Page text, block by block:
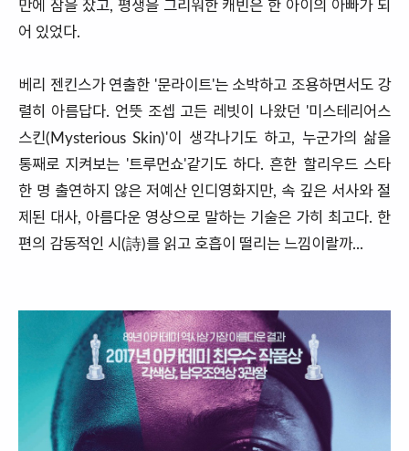
만에 잠을 잤고, 평생을 그리워한 캐빈은 한 아이의 아빠가 되
어 있었다.
베리 젠킨스가 연출한 '문라이트'는 소박하고 조용하면서도 강
렬히 아름답다. 언뜻 조셉 고든 레빗이 나왔던 '미스테리어스
스킨(Mysterious Skin)'이 생각나기도 하고, 누군가의 삶을
통째로 지켜보는 '트루먼쇼'같기도 하다. 흔한 할리우드 스타
한 명 출연하지 않은 저예산 인디영화지만, 속 깊은 서사와 절
제된 대사, 아름다운 영상으로 말하는 기술은 가히 최고다. 한
편의 감동적인 시(詩)를 읽고 호흡이 떨리는 느낌이랄까...